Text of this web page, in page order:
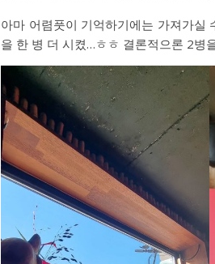
아마 어렴풋이 기억하기에는 가져가실
을 한 병 더 시켰…ㅎㅎ 결론적으론 2병